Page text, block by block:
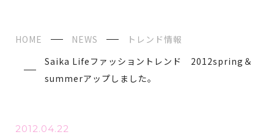
HOME NEWS
トレンド情報
Saika Lifeファッショントレンド 2012spring＆
summerアップしました。
2012.04.22